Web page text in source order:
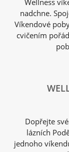
Wellness
nadchne.
Víkendové
cvičením
Dopřejte
lázních
jednoho